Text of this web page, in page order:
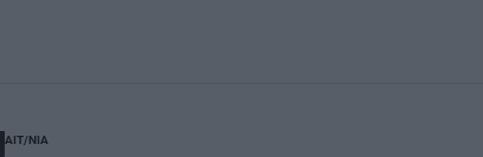
POSTED
ΑΙΤ/ΝΊΑ